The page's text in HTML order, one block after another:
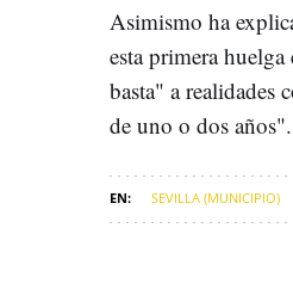
Asimismo ha
esta primera
basta" a
de uno o dos años".
SEVILLA (MUNICIPIO)